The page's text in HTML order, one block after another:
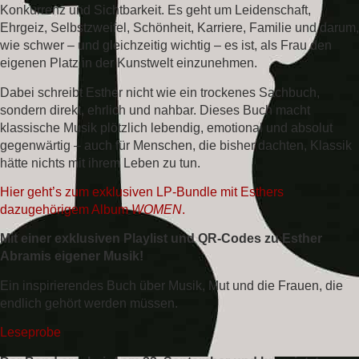
Konkurrenz und Sichtbarkeit. Es geht um Leidenschaft,
Ehrgeiz, Selbstzweifel, Schönheit, Karriere, Familie und darum,
wie schwer – und gleichzeitig wichtig – es ist, als Frau den
eigenen Platz in der Kunstwelt einzunehmen.
Dabei schreibt Esther nicht wie ein trockenes Sachbuch,
sondern direkt, ehrlich und nahbar. Dieses Buch macht
klassische Musik plötzlich lebendig, emotional und absolut
gegenwärtig – auch für Menschen, die bisher dachten, Klassik
hätte nichts mit ihrem Leben zu tun.
Hier geht’s zum exklusiven LP-Bundle mit Esthers
dazugehörigem AlbumWOMEN.
Mit einer exklusiven Playlist und QR-Codes zu Esther
Abramis eigener Musik!
Ein inspirierendes Buch über Musik, Mut und die Frauen, die
endlich gehört werden müssen.
Leseprobe